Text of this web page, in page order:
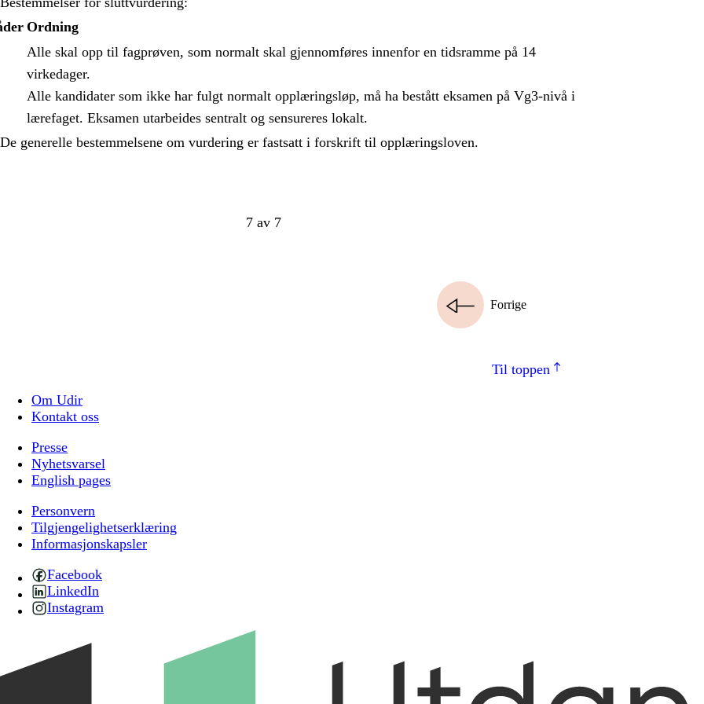
Ordning
Alle skal opp til fagprøven, som normalt skal gjennomføres innenfor en tidsramme på 14
virkedager.
Alle kandidater som ikke har fulgt normalt opplæringsløp, må ha bestått eksamen på Vg3-nivå i
lærefaget. Eksamen utarbeides sentralt og sensureres lokalt.
De generelle bestemmelsene om vurdering er fastsatt i forskrift til opplæringsloven.
7 av 7
Forrige
Til toppen
Om Udir
Kontakt oss
Presse
Nyhetsvarsel
English pages
Personvern
Tilgjengelighetserklæring
Informasjonskapsler
Facebook
LinkedIn
Instagram